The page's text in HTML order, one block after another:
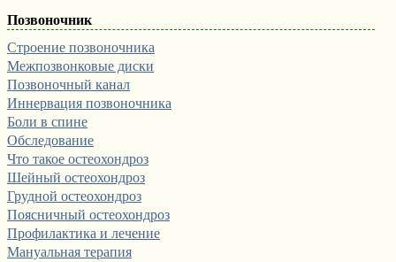
Позвоночник
Строение позвоночника
Межпозвонковые диски
Позвоночный канал
Иннервация позвоночника
Боли в спине
Обследование
Что такое остеохондроз
Шейный остеохондроз
Грудной остеохондроз
Поясничный остеохондроз
Профилактика и лечение
Мануальная терапия